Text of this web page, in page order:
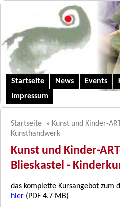
Startseite News Events
Impressum
Startseite » Kunst und Kinder-
Kunsthandwerk
Kunst und Kinder-
Blieskastel -
das komplette Kursangebot zum
hier (PDF 4.7 MB)